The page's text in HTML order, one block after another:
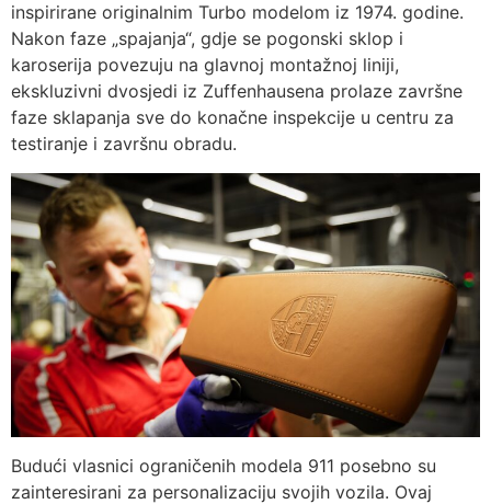
inspirirane originalnim Turbo modelom iz 1974. godine.
Nakon faze „spajanja“, gdje se pogonski sklop i
karoserija povezuju na glavnoj montažnoj liniji,
ekskluzivni dvosjedi iz Zuffenhausena prolaze završne
faze sklapanja sve do konačne inspekcije u centru za
testiranje i završnu obradu.
Budući vlasnici ograničenih modela 911 posebno su
zainteresirani za personalizaciju svojih vozila. Ovaj